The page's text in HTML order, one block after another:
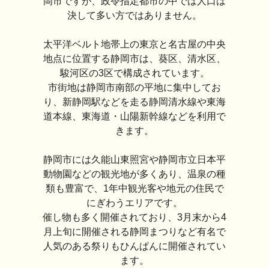
決して多い方ではありません。
太平洋ベルト地帯上の東京と名古屋の中央
地点に位置する静岡市は、葵区、清水区、
駿河区の3区で構成されています。
市街地は静岡市南部の平地に集中してお
り、新静岡駅などを走る静岡清水線や東海
道本線、東海道・山陽新幹線などを利用で
きます。
静岡市には久能山東照宮や静岡市立日本平
動物園などの観光地が多くあり、温泉の種
類も豊富で、1年中観光客や地元の住民で
にぎわうエリアです。
催し物も多く開催されており、3月末から4
月上旬に開催される静岡まつりなど有名で
人気のある祭りもひんぱんに開催されてい
ます。